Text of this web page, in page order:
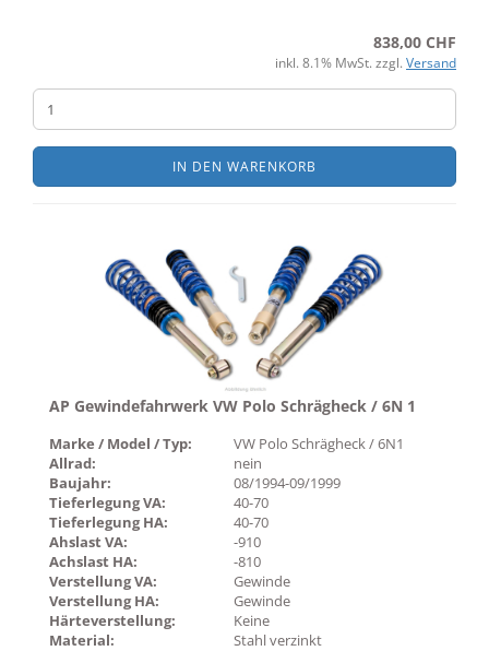
838,00 CHF
inkl. 8.1% MwSt. zzgl. Versand
IN DEN WARENKORB
AP Gewindefahrwerk VW Polo Schrägheck / 6N 1
Marke / Model / Typ:
VW Polo Schrägheck / 6N1
Allrad:
nein
Baujahr:
08/1994-09/1999
Tieferlegung VA:
40-70
Tieferlegung HA:
40-70
Ahslast VA:
-910
Achslast HA:
-810
Verstellung VA:
Gewinde
Verstellung HA:
Gewinde
Härteverstellung:
Keine
Material:
Stahl verzinkt